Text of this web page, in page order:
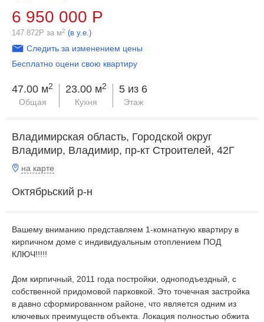
6 950 000 Р
147 872Р за м2 (в у.е.)
Следить за изменением цены
Бесплатно оцени свою квартиру
47.00 м2
Общая
23.00 м2
Кухня
5 из 6
Этаж
Владимирская область, Городской округ
Владимир, Владимир, пр-кт Строителей, 42Г
на карте
Октябрьский р-н
Вашему вниманию представляем 1-комнатную квартиру в
кирпичном доме с индивидуальным отоплением ПОД
КЛЮЧ!!!!!
Дом кирпичный, 2011 года постройки, одноподъездный, с
собственной придомовой парковкой. Это точечная застройка
в давно сформированном районе, что является одним из
ключевых преимуществ объекта. Локация полностью обжита